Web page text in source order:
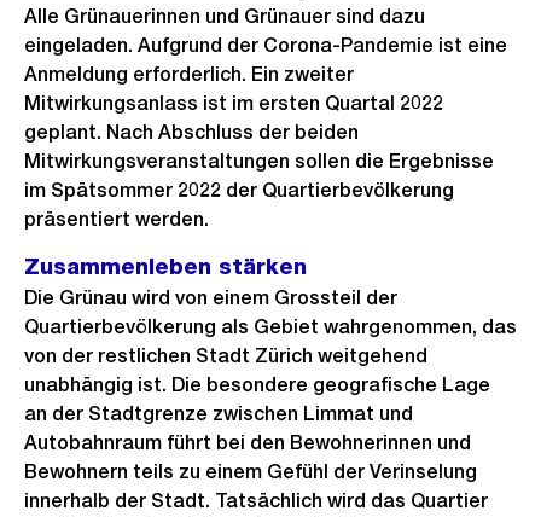
Alle Grünauerinnen und Grünauer sind dazu
eingeladen. Aufgrund der Corona-Pandemie ist eine
Anmeldung erforderlich. Ein zweiter
Mitwirkungsanlass ist im ersten Quartal 2022
geplant. Nach Abschluss der beiden
Mitwirkungsveranstaltungen sollen die Ergebnisse
im Spätsommer 2022 der Quartierbevölkerung
präsentiert werden.
Zusammenleben stärken
Die Grünau wird von einem Grossteil der
Quartierbevölkerung als Gebiet wahrgenommen, das
von der restlichen Stadt Zürich weitgehend
unabhängig ist. Die besondere geografische Lage
an der Stadtgrenze zwischen Limmat und
Autobahnraum führt bei den Bewohnerinnen und
Bewohnern teils zu einem Gefühl der Verinselung
innerhalb der Stadt. Tatsächlich wird das Quartier